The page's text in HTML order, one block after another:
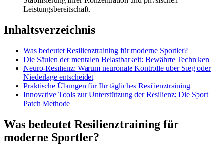
Leistungsbereitschaft.
Inhaltsverzeichnis
Was bedeutet Resilienztraining für moderne Sportler?
Die Säulen der mentalen Belastbarkeit: Bewährte Techniken
Neuro-Resilienz: Warum neuronale Kontrolle über Sieg oder
Niederlage entscheidet
Praktische Übungen für Ihr tägliches Resilienztraining
Innovative Tools zur Unterstützung der Resilienz: Die Sport
Patch Methode
Was bedeutet Resilienztraining für
moderne Sportler?